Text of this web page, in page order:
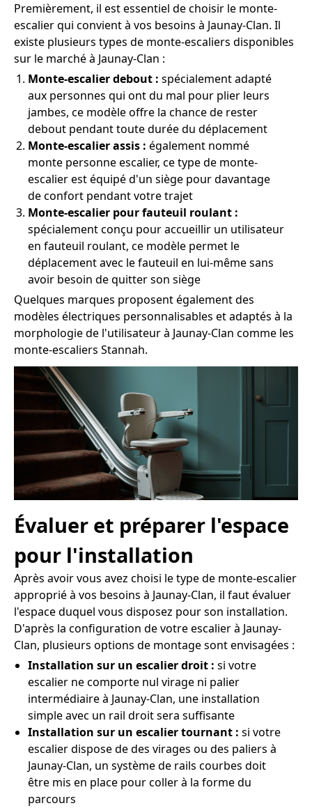
Premièrement, il est essentiel de choisir le monte-
escalier qui convient à vos besoins à Jaunay-Clan. Il
existe plusieurs types de monte-escaliers disponibles
sur le marché à Jaunay-Clan :
Monte-escalier debout : spécialement adapté
aux personnes qui ont du mal pour plier leurs
jambes, ce modèle offre la chance de rester
debout pendant toute durée du déplacement
Monte-escalier assis : également nommé
monte personne escalier, ce type de monte-
escalier est équipé d'un siège pour davantage
de confort pendant votre trajet
Monte-escalier pour fauteuil roulant :
spécialement conçu pour accueillir un utilisateur
en fauteuil roulant, ce modèle permet le
déplacement avec le fauteuil en lui-même sans
avoir besoin de quitter son siège
Quelques marques proposent également des
modèles électriques personnalisables et adaptés à la
morphologie de l'utilisateur à Jaunay-Clan comme les
monte-escaliers Stannah.
Évaluer et préparer l'espace
pour l'installation
Après avoir vous avez choisi le type de monte-escalier
approprié à vos besoins à Jaunay-Clan, il faut évaluer
l'espace duquel vous disposez pour son installation.
D'après la configuration de votre escalier à Jaunay-
Clan, plusieurs options de montage sont envisagées :
Installation sur un escalier droit : si votre
escalier ne comporte nul virage ni palier
intermédiaire à Jaunay-Clan, une installation
simple avec un rail droit sera suffisante
Installation sur un escalier tournant : si votre
escalier dispose de des virages ou des paliers à
Jaunay-Clan, un système de rails courbes doit
être mis en place pour coller à la forme du
parcours